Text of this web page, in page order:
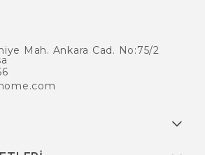
Mah. Ankara Cad. No:75/2